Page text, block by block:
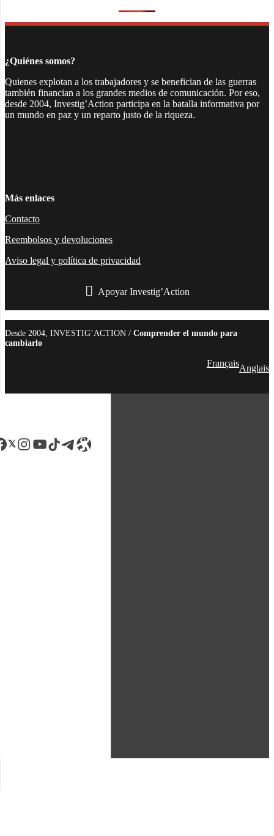
¿Quiénes somos?
Quienes explotan a los trabajadores y se benefician de las guerras
también financian a los grandes medios de comunicación. Por eso,
desde 2004, Investig’Action participa en la batalla informativa por
un mundo en paz y un reparto justo de la riqueza.
Más enlaces
Contacto
Reembolsos y devoluciones
Aviso legal y política de privacidad
Apoyar Investig’Action
Desde 2004, INVESTIG’ACTION / Comprender el mundo para
cambiarlo
FrançaisAnglais
LinkedIn
Instagram
YouTube
TikTok
Telegram
Enlace